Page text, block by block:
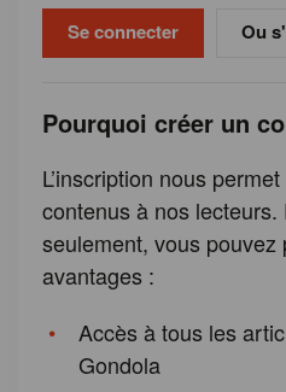
Ou
Pourquoi créer un
L’inscription nous
contenus à nos
seulement, vous pouvez
avantages :
Accès à tous les
Gondola